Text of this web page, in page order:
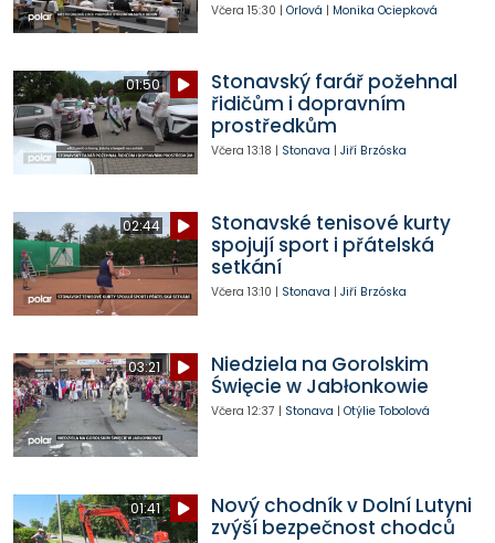
Včera 15:30 | Orlová | Monika Ociepková
01:50
Stonavský farář požehnal
řidičům i dopravním
prostředkům
Včera 13:18 | Stonava | Jiří Brzóska
02:44
Stonavské tenisové kurty
spojují sport i přátelská
setkání
Včera 13:10 | Stonava | Jiří Brzóska
03:21
Niedziela na Gorolskim
Święcie w Jabłonkowie
Včera 12:37 | Stonava | Otýlie Tobolová
01:41
Nový chodník v Dolní Lutyni
zvýší bezpečnost chodců